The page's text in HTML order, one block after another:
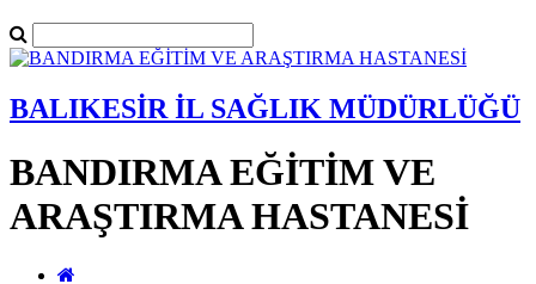
BALIKESİR İL SAĞLIK MÜDÜRLÜĞÜ
BANDIRMA EĞİTİM VE
ARAŞTIRMA HASTANESİ